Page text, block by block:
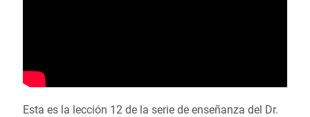
Esta es la lección 12 de la serie de enseñanza del Dr.